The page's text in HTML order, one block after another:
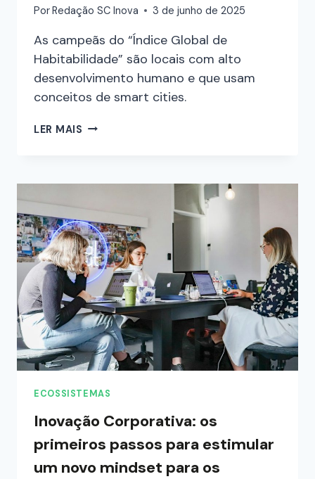
PorRedação SC Inova 3 de junho de 2025
As campeãs do “Índice Global de
Habitabilidade” são locais com alto
desenvolvimento humano e que usam
conceitos de smart cities.
LER MAIS
ECOSSISTEMAS
Inovação Corporativa: os
primeiros passos para estimular
um novo mindset para os